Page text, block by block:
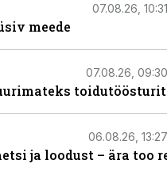
07.08.26, 10:31
meede
07.08.26, 09:30
06.08.26, 13:27
ja loodust – ära too